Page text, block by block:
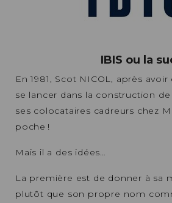
IBIS ou la
En 1981, Scot NICOL, après
se lancer dans la construction
ses colocataires cadreurs chez
poche !
Mais il a des idées…
La première est de donner à sa
plutôt que son propre nom